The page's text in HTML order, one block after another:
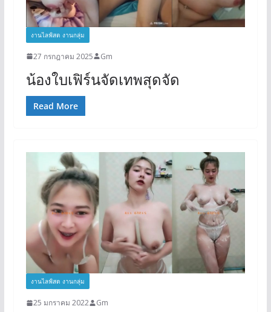
งานไลฟ์สด งานกลุ่ม
27 กรกฎาคม 2025 Gm
น้องใบเฟิร์นจัดเทพสุดจัด
Read More
งานไลฟ์สด งานกลุ่ม
25 มกราคม 2022 Gm